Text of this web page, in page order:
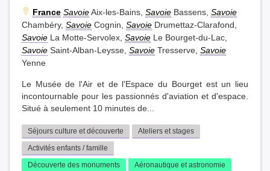
France SavoieAix-les-Bains, Savoie Bassens, Savoie
Chambéry, Savoie Cognin, Savoie Drumettaz-Clarafond,
Savoie La Motte-Servolex, Savoie Le Bourget-du-Lac,
Savoie Saint-Alban-Leysse, Savoie Tresserve, Savoie
Yenne
Le Musée de l'Air et de l'Espace du Bourget est un lieu
incontournable pour les passionnés d'aviation et d'espace.
Situé à seulement 10 minutes de...
Séjours culture et découverte
Ateliers et stages
Activités enfants / famille
Découverte des monuments
Aéronautique et astronomie